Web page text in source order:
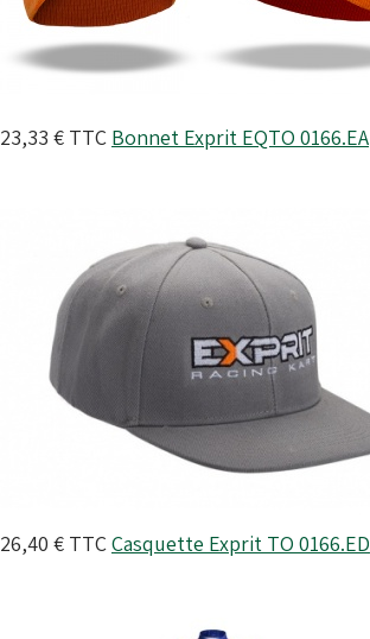
23,33 € TTC Bonnet Exprit EQTO 0166.EA
26,40 € TTCCasquette Exprit TO 0166.ED